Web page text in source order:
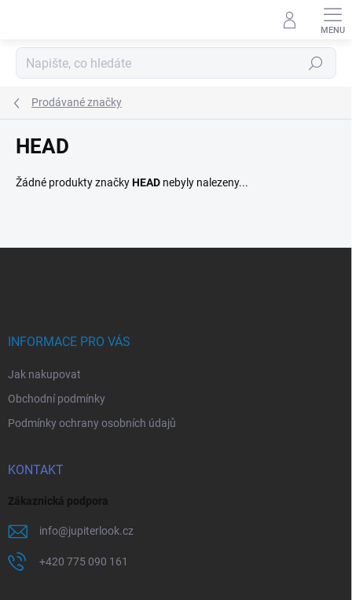
Hledat
Prodávané značky
HEAD
Žádné produkty značkyHEAD nebyly nalezeny...
INFORMACE PRO VÁS
Jak nakupovat
Obchodní podmínky
Podmínky ochrany osobních údajů
KONTAKT
Zákaznická podpora
info@jupiterlook.cz
+420 775 090 161